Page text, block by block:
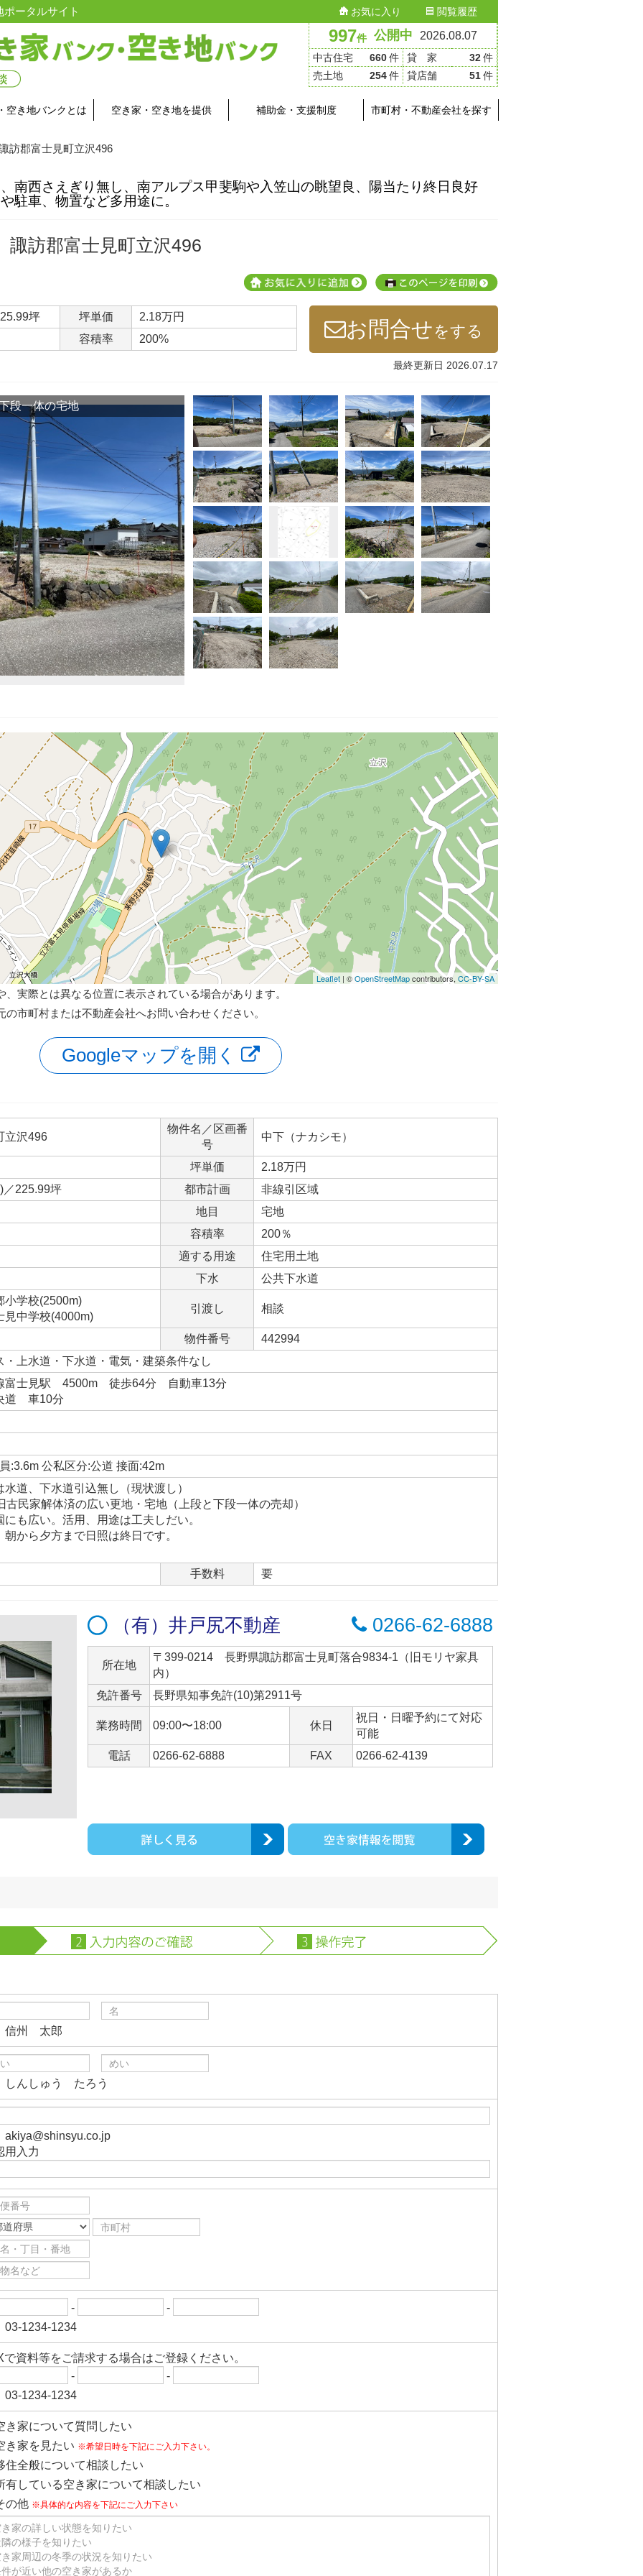
997件 公開中 2026.08.07
中古住宅 660件 貸 家 32件
売土地
254件 貸店舗 51件
ータルサイト お気に入り 閲覧履歴
空き地バンクとは 空き家・空き地を提供 補助金・支援制度 市町村・不動産会社を探す
訪郡富士見町立沢496
南西さえぎり無し、南アルプス甲斐駒や入笠山の眺望良、陽当たり終日良好
車、物置など多用途に。
諏訪郡富士見町立沢496
坪 坪単価
2.18万円
容積率
200% お問合せをする
最終更新日 2026.07.17
段一体の宅地
Leaflet | ©OpenStreetMapcontributors, CC-BY-SA
実際とは異なる位置に表示されている場合があります。
市町村または不動産会社へお問い合わせください。
Googleマップを開く
立沢496
物件名／区画番
号
中下（ナカシモ）
坪単価
2.18万円
／225.99坪
都市計画
非線引区域
地目
宅地
容積率
200％
適する用途
住宅用土地
下水
公共下水道
小学校(2500m)
見中学校(4000m)
引渡し 相談
物件番号
442994
・上水道・下水道・電気・建築条件なし
富士見駅 4500m 徒歩64分 自動車13分
道 車10分
:3.6m 公私区分:公道 接面:42m
道、下水道引込無し（現状渡し）
古民家解体済の広い更地・宅地（上段と下段一体の売却）
も広い。活用、用途は工夫しだい。
から夕方まで日照は終日です。
手数料 要
（有）井戸尻不動産 0266-62-6888
所在地
〒399-0214 長野県諏訪郡富士見町落合9834-1（旧モリヤ家具
内）
免許番号
長野県知事免許(10)第2911号
業務時間 09:00〜18:00 休日
祝日・日曜予約にて対応
可能
電話
0266-62-6888 FAX 0266-62-4139
信州 太郎
しんしゅう たろう
akiya@shinsyu.co.jp
用入力
-
-
03-1234-1234
で資料等をご請求する場合はご登録ください。
-
-
03-1234-1234
き家について質問したい
き家を見たい ※希望日時を下記にご入力下さい。
住全般について相談したい
有している空き家について相談したい
の他 ※具体的な内容を下記にご入力下さい